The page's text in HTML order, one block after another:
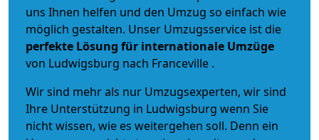
uns Ihnen helfen und den Umzug so einfach wie
möglich gestalten. Unser Umzugsservice ist die
perfekte Lösung für internationale Umzüge
von Ludwigsburg nach Franceville .
Wir sind mehr als nur Umzugsexperten, wir sind
Ihre Unterstützung in Ludwigsburg wenn Sie
nicht wissen, wie es weitergehen soll. Denn ein